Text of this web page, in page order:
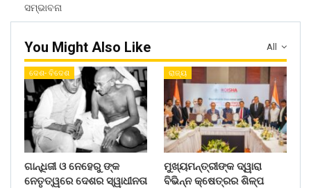
ସମ୍ଭାବନା
All
You Might Also Like
ଦେଶ- ବିଦେଶ
ଗାନ୍ଧିଜୀ ଓ ନେହେରୁ ଙ୍କ
ନେତୃତ୍ୱରେ ଦେଶର ସ୍ୱାଧୀନତା
ରାଜ୍ୟ
ମୁଖ୍ୟମନ୍ତ୍ରୀଙ୍କ ଦ୍ୱାରା
ବିଭିନ୍ନ କ୍ଷେତ୍ରର ଶିଳ୍ପ